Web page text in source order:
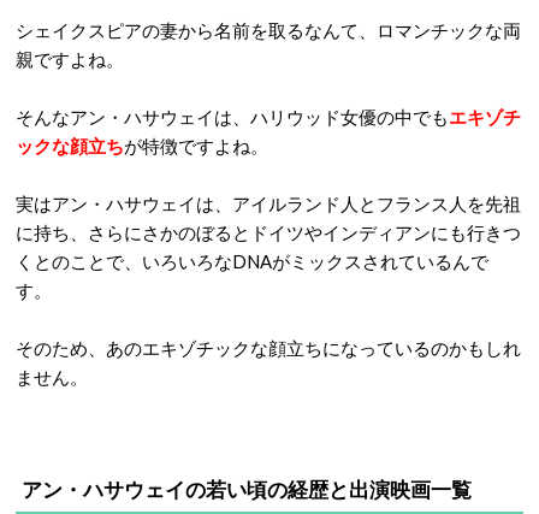
シェイクスピアの妻から名前を取るなんて、ロマンチックな両
親ですよね。
そんなアン・ハサウェイは、ハリウッド女優の中でもエキゾチ
ックな顔立ちが特徴ですよね。
実はアン・ハサウェイは、アイルランド人とフランス人を先祖
に持ち、さらにさかのぼるとドイツやインディアンにも行きつ
くとのことで、いろいろなDNAがミックスされているんで
す。
そのため、あのエキゾチックな顔立ちになっているのかもしれ
ません。
アン・ハサウェイの若い頃の経歴と出演映画一覧